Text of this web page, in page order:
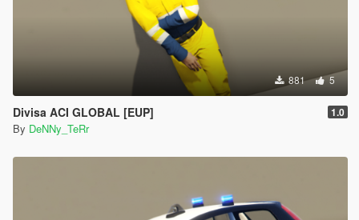
881 5
Divisa ACI GLOBAL [EUP] 1.0
By DeNNy_TeRr